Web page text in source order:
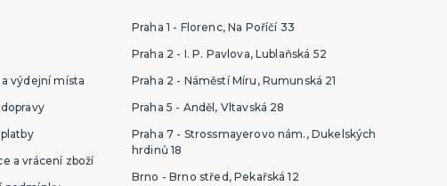
výdejní místa
a vrácení zboží
Praha 1 - Florenc, Na Poříčí 33
Praha 2 - I. P. Pavlova, Lublaňská 52
Praha 2 - Náměstí Míru, Rumunská 21
Praha 5 - Anděl, Vltavská 28
Praha 7 - Strossmayerovo nám., Dukelských
hrdinů 18
Brno - Brno střed, Pekařská 12